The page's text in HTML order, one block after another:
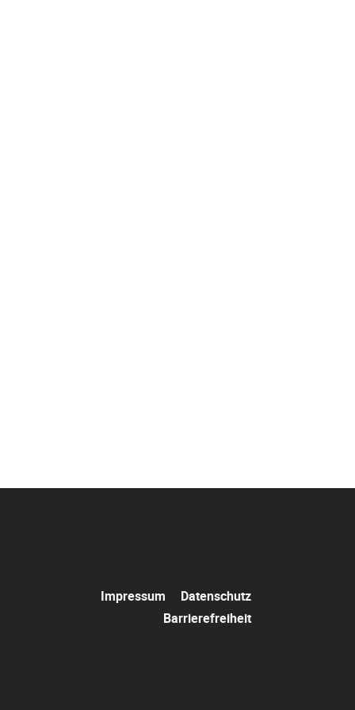
Impressum
Datenschutz
Barrierefreiheit